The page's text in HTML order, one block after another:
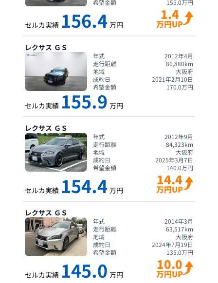
希望金額
155.0万円
セルカ実績 156.4 万円
1.4
万円UP
レクサス ＧＳ
年式
2012年4月
走行距離
86,880km
地域
大阪府
成約日
2021年2月10日
希望金額
170.0万円
セルカ実績 155.9 万円
レクサス ＧＳ
年式
2012年9月
走行距離
84,323km
地域
大阪府
成約日
2025年3月7日
希望金額
140.0万円
セルカ実績 154.4 万円
14.4
万円UP
レクサス ＧＳ
年式
2014年3月
走行距離
63,517km
地域
大阪府
成約日
2024年7月19日
希望金額
135.0万円
セルカ実績 145.0 万円
10.0
万円UP